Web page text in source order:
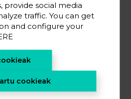
provide social media
traffic. You can get
and configure your
cookieak